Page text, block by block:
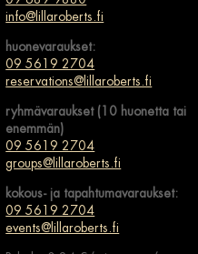
info@lillaroberts.fi
huonevaraukset:
09 5619 2704
reservations@lillaroberts.fi
ryhmävaraukset (10 huonetta tai
enemmän)
09 5619 2704
groups@lillaroberts.fi
kokous- ja tapahtumavaraukset:
09 5619 2704
events@lillaroberts.fi